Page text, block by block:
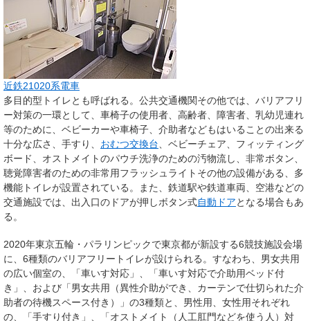
近鉄21020系電車
多目的型トイレとも呼ばれる。公共交通機関その他では、バリアフリ
ー対策の一環として、車椅子の使用者、高齢者、障害者、乳幼児連れ
等のために、ベビーカーや車椅子、介助者などもはいることの出来る
十分な広さ、手すり、 おむつ交換台 、ベビーチェア、フィッティング
ボード、オストメイトのパウチ洗浄のための汚物流し、非常ボタン、
聴覚障害者のための非常用フラッシュライトその他の設備がある、多
機能トイレが設置されている。また、鉄道駅や鉄道車両、空港などの
交通施設では、出入口のドアが押しボタン式自動ドアとなる場合もあ
る。
2020年東京五輪・パラリンピックで東京都が新設する6競技施設会場
に、6種類のバリアフリートイレが設けられる。すなわち、男女共用
の広い個室の、「車いす対応」、「車いす対応で介助用ベッド付
き」、および「男女共用（異性介助ができ、カーテンで仕切られた介
助者の待機スペース付き）」の3種類と、男性用、女性用それぞれ
の、「手すり付き」、「オストメイト（人工肛門などを使う人）対